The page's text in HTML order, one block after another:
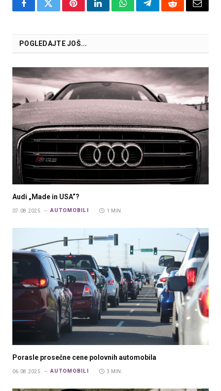
FacebookTwitterPinterestLinkedInWhatsAppTelegramRedditEmail
POGLEDAJTE JOŠ...
Audi „Made in USA“?
07.08.2025. AUTOMOBILI 1 MIN.
Porasle prosečne cene polovnih automobila
06.08.2025. AUTOMOBILI 3 MIN.